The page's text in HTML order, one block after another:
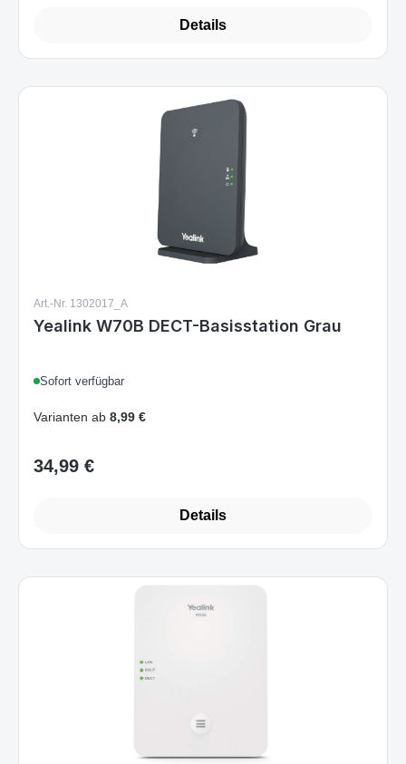
Details
Art.-Nr. 1302017_A
Yealink W70B DECT-Basisstation Grau
Sofort verfügbar
Varianten ab 8,99 €
Regulärer Preis:
34,99 €
Details